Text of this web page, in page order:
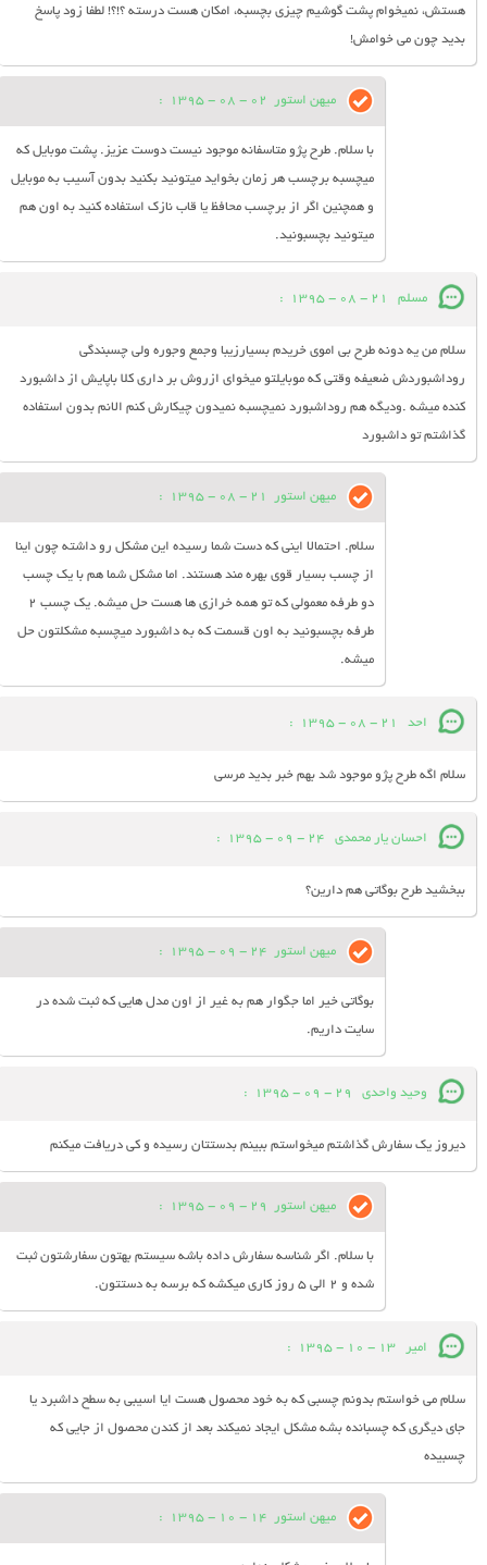
هستش، نمیخوام پشت گوشیم چیزی بچسبه، امکان هست درسته ؟!؟! لطفا زود پاسخ
بدید چون می خوامش!
میهن استور 02 - 08 - 1395
:
با سلام. طرح پژو متاسفانه موجود نیست دوست عزیز. پشت موبایل که
میچسبه برچسب هر زمان بخواید میتونید بکنید بدون آسیب به موبایل
و همچنین اگر از برچسب محافظ یا قاب نازک استفاده کنید به اون هم
میتونید بچسبونید.
مسلم 21 - 08 - 1395
:
سلام من یه دونه طرح بی اموی خریدم بسیارزیبا وجمع وجوره ولی چسبندگی
روداشبوردش ضعیفه وقتی که موبایلتو میخوای ازروش بر داری کلا باپایش از داشبورد
کنده میشه .ودیگه هم روداشبورد نمیچسبه نمیدون چیکارش کنم الانم بدون استفاده
گذاشتم تو داشبورد
میهن استور 21 - 08 - 1395
:
سلام. احتمالا اینی که دست شما رسیده این مشکل رو داشته چون اینا
از چسب بسیار قوی بهره مند هستند. اما مشکل شما هم با یک چسب
دو طرفه معمولی که تو همه خرازی ها هست حل میشه. یک چسب 2
طرفه بچسبونید به اون قسمت که به داشبورد میچسبه مشکلتون حل
میشه.
احد 21 - 08 - 1395
:
سلام اگه طرح پژو موجود شد بهم خبر بدید مرسی
احسان یار محمدی 24 - 09 - 1395
:
ببخشید طرح بوگاتی هم دارین؟
میهن استور 24 - 09 - 1395
:
بوگاتی خیر اما جگوار هم به غیر از اون مدل هایی که ثبت شده در
سایت داریم.
وحيد واحدى 29 - 09 - 1395
:
ديروز يك سفارش گذاشتم ميخواستم ببينم بدستتان رسيده و كى دريافت ميكنم
میهن استور 29 - 09 - 1395
:
با سلام. اگر شناسه سفارش داده باشه سیستم بهتون سفارشتون ثبت
شده و 2 الی 5 روز کاری میکشه که برسه به دستتون.
امیر 13 - 10 - 1395
:
سلام می خواستم بدونم چسبی که به خود محصول هست ایا اسیبی به سطح داشبرد یا
جای دیگری که چسبانده بشه مشکل ایجاد نمیکند بعد از کندن محصول از جایی که
چسبیده
میهن استور 14 - 10 - 1395
: